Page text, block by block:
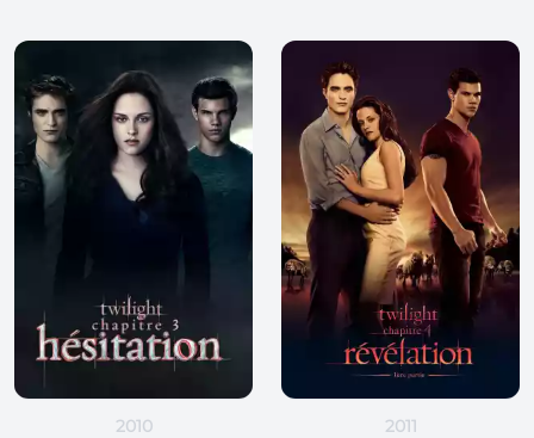
2010 2011